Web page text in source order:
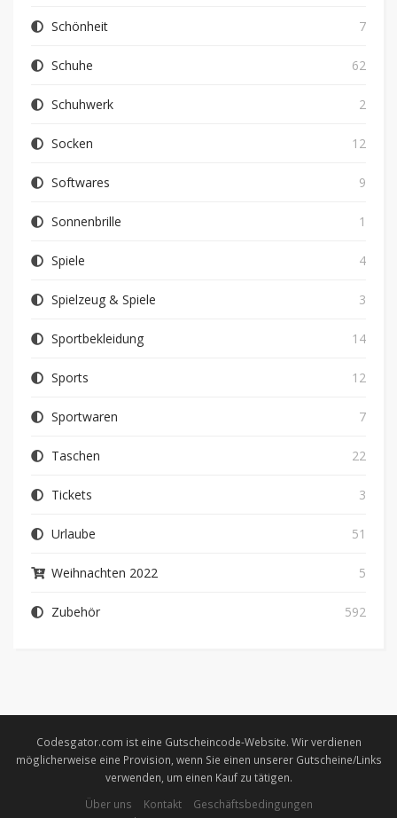
Schönheit 7
Schuhe 62
Schuhwerk 2
Socken 12
Softwares 9
Sonnenbrille 1
Spiele 4
Spielzeug & Spiele 3
Sportbekleidung 14
Sports 12
Sportwaren 7
Taschen 22
Tickets 3
Urlaube 51
Weihnachten 2022 5
Zubehör 592
Codesgator.com ist eine Gutscheincode-Website. Wir verdienen
möglicherweise eine Provision, wenn Sie einen unserer Gutscheine/Links
verwenden, um einen Kauf zu tätigen.
Über uns
Kontakt
Geschäftsbedingungen